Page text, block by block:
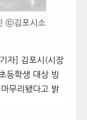
ⓒ김포시소
자] 김포시(시장
등학생 대상 빙
무리됐다고 밝